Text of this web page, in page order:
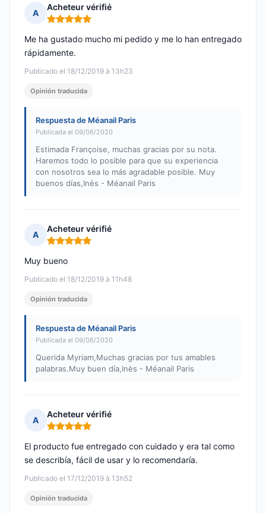
A
Acheteur vérifié
Nota: 5 de 5
Publicado el 18/12/2019 à 13h23
Me ha gustado mucho mi pedido y me lo han entregado
rápidamente.
Opinión traducida
Respuesta de Méanail Paris
Publicada el 09/06/2020
Estimada Françoise, muchas gracias por su nota.
Haremos todo lo posible para que su experiencia
con nosotros sea lo más agradable posible. Muy
buenos días,Inès - Méanail Paris
A
Acheteur vérifié
Nota: 5 de 5
Publicado el 18/12/2019 à 11h48
Muy bueno
Opinión traducida
Respuesta de Méanail Paris
Publicada el 09/06/2020
Querida Myriam,Muchas gracias por tus amables
palabras.Muy buen día,Inès - Méanail Paris
A
Acheteur vérifié
Nota: 5 de 5
Publicado el 17/12/2019 à 13h52
El producto fue entregado con cuidado y era tal como
se describía, fácil de usar y lo recomendaría.
Opinión traducida